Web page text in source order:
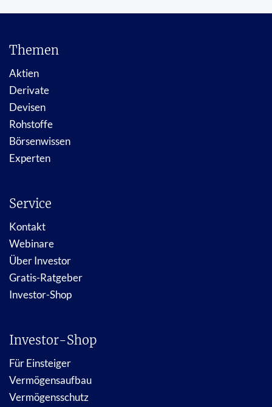
Themen
Aktien
Derivate
Devisen
Rohstoffe
Börsenwissen
Experten
Service
Kontakt
Webinare
Über Investor
Gratis-Ratgeber
Investor-Shop
Investor-Shop
Für Einsteiger
Vermögensaufbau
Vermögensschutz